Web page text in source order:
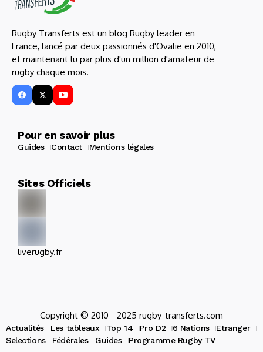
Rugby Transferts est un blog Rugby leader en
France, lancé par deux passionnés d'Ovalie en 2010,
et maintenant lu par plus d'un million d'amateur de
rugby chaque mois.
Pour en savoir plus
Guides Contact Mentions légales
Sites Officiels
liverugby.fr
Copyright © 2010 - 2025 rugby-transferts.com
Actualités Les tableaux Top 14 Pro D2 6 Nations
Etranger
Selections
Fédérales Guides Programme Rugby TV